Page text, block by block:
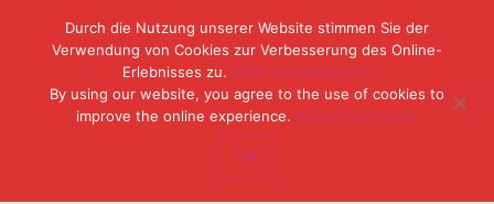
Tel: (49) 07153 / 970 11-0
Fax: (49) 07153 / 382 33
Durch die Nutzung unserer Website stimmen Sie der
Verwendung von Cookies zur Verbesserung des Online-
Erlebnisses zu. Mehr Informationen.
By using our website, you agree to the use of cookies to
improve the online experience. More Information.
OK